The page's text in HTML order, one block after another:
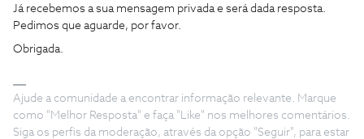
Já recebemos a sua mensagem privada e será dada resposta.
Pedimos que aguarde, por favor.
Obrigada.
Ajude a comunidade a encontrar informação relevante. Marque
como "Melhor Resposta" e faça "Like" nos melhores comentários.
Siga os perfis da moderação, através da opção "Seguir", para estar